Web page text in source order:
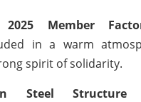
2025 Member
in a warm
spirit of solidarity.
Steel Structure